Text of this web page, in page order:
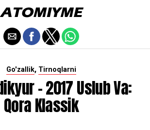
Go'zallik, Tirnoqlarni
- 2017 Uslub Va:
Qora Klassik